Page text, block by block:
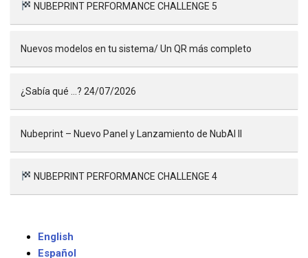
NUBEPRINT PERFORMANCE CHALLENGE 5
Nuevos modelos en tu sistema/ Un QR más completo
¿Sabía qué …? 24/07/2026
Nubeprint – Nuevo Panel y Lanzamiento de NubAI II
NUBEPRINT PERFORMANCE CHALLENGE 4
English
Español